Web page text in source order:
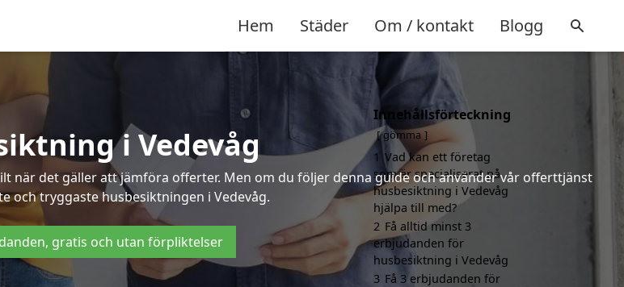
Hem Städer Om / kontakt Blogg
i Vedevåg
när det gäller att jämföra offerter. Men om du följer denna guide och använder vår offerttjänst
och tryggaste husbesiktningen i Vedevåg.
gratis och utan förpliktelser
Innehållsförteckning
gömma
1 Vad kan ett företag
som är specialiserat på
husbesiktning i Vedevåg
hjälpa till med?
2 Få alltid minst 3
erbjudanden för
husbesiktning i Vedevåg
3 Få 3 erbjudanden för